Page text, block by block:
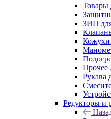
Товары
ЗИП для
Кожухи
Прочее
Рукава
Редукторы и